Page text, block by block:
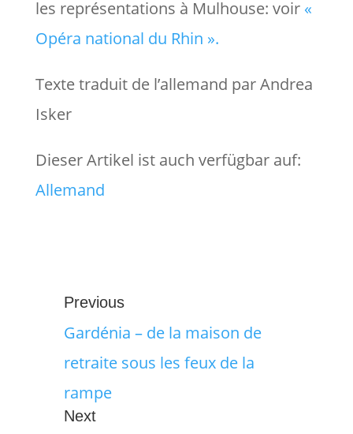
les représentations à Mulhouse: voir «
Opéra national du Rhin ».
Texte traduit de l’allemand par Andrea
Isker
Dieser Artikel ist auch verfügbar auf:
Allemand
Previous
Gardénia – de la maison de
retraite sous les feux de la
rampe
Next